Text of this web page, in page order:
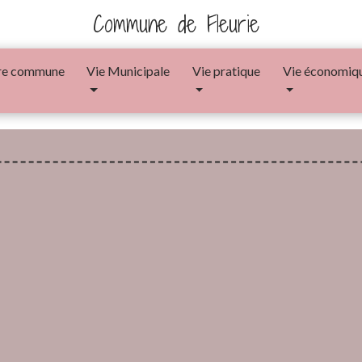
Commune de Fleurie
commune Vie Municipale Vie pratique Vie